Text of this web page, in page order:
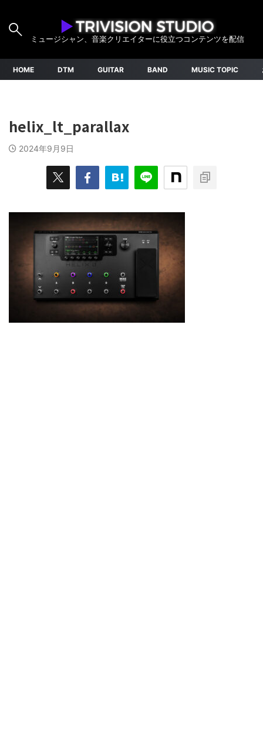
ミュージシャン、音楽クリエイターに役立つコンテンツを配信
HOME DTM GUITAR BAND MUSIC TOPIC
helix_lt_parallax
2024年9月9日